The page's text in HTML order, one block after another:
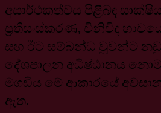
අසාර්ථකත්වය පිළිබඳ
ප්‍රතිසංස්කරණ, විනිවිද
සහ ඊට සම්බන්ධ වූවන්ට නඩු
දේශපාලන අධිෂ්ඨානය
මගඩිය මේ ආකාරයේ
ඇත.